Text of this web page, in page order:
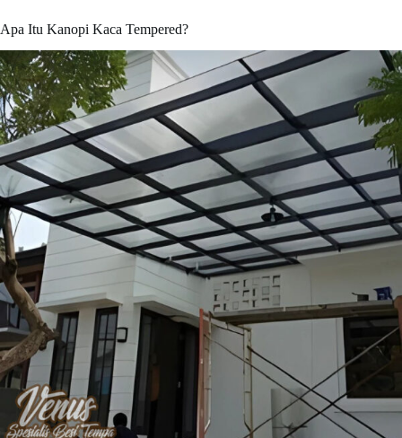
Apa Itu Kanopi Kaca Tempered?